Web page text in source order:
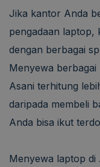
Jika kantor Anda
pengadaan laptop,
dengan berbagai
Menyewa
Asani terhitung
daripada membeli
Anda bisa ikut
Menyewa laptop di